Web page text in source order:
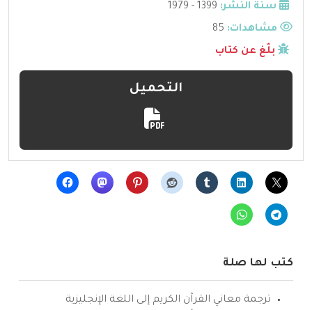
سنة النشر: 1399 - 1979
مشاهدات:
بلّغ عن كتاب
التحميل
كتب لها صلة
ترجمة معاني القرآن الكريم إلى اللغة الإنجليزية